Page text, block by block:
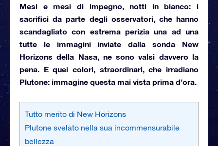
Mesi e mesi di impegno, notti in bianco: i
sacrifici da parte degli osservatori, che hanno
scandagliato con estrema perizia una ad una
tutte le immagini inviate dalla sonda New
Horizons della Nasa, ne sono valsi davvero la
pena. E quei colori, straordinari,che irradiano
Plutone: immagine questa mai vista prima d’ora.
Tutto merito di New Horizons
Plutone svelato nella sua incommensurabile
bellezza